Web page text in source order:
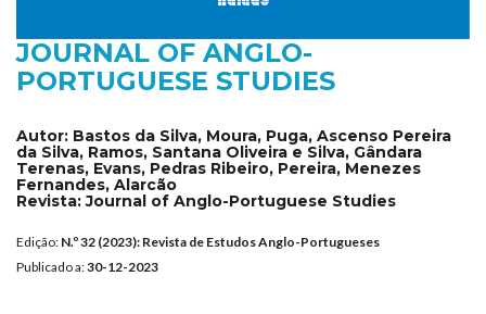
JOURNAL OF ANGLO-
PORTUGUESE STUDIES
Autor: Bastos da Silva, Moura, Puga, Ascenso Pereira
da Silva, Ramos, Santana Oliveira e Silva, Gândara
Terenas, Evans, Pedras Ribeiro, Pereira, Menezes
Fernandes, Alarcão
Revista:Journal of Anglo-Portuguese Studies
Edição: N.º 32 (2023): Revista de Estudos Anglo-Portugueses
Publicado a:30-12-2023